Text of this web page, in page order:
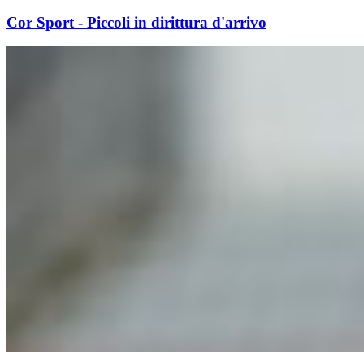
Cor Sport - Piccoli in dirittura d'arrivo